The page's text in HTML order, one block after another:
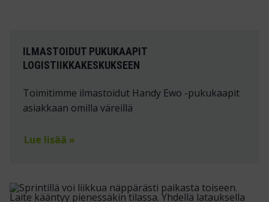
ILMASTOIDUT PUKUKAAPIT
LOGISTIIKKAKESKUKSEEN
Toimitimme ilmastoidut Handy Ewo -pukukaapit
asiakkaan omilla väreillä
Lue lisää »